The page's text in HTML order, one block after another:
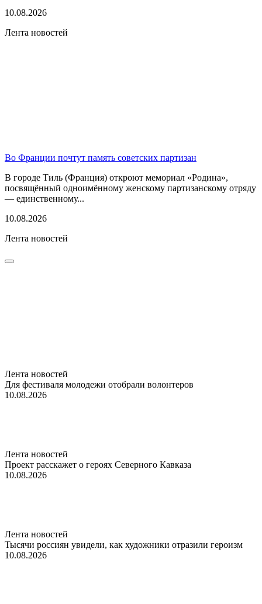
10.08.2026
Лента новостей
Во Франции почтут память советских партизан
В городе Тиль (Франция) откроют мемориал «Родина»,
посвящённый одноимённому женскому партизанскому отряду
— единственному...
10.08.2026
Лента новостей
Лента новостей
Для фестиваля молодежи отобрали волонтеров
10.08.2026
Лента новостей
Проект расскажет о героях Северного Кавказа
10.08.2026
Лента новостей
Тысячи россиян увидели, как художники отразили героизм
10.08.2026